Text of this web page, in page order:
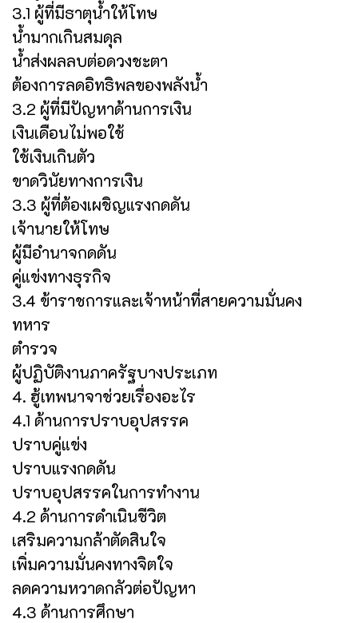
3.1 ผู้ที่มีธาตุน้ำให้โทษ
น้ำมากเกินสมดุล
น้ำส่งผลลบต่อดวงชะตา
ต้องการลดอิทธิพลของพลังน้ำ
3.2 ผู้ที่มีปัญหาด้านการเงิน
เงินเดือนไม่พอใช้
ใช้เงินเกินตัว
ขาดวินัยทางการเงิน
3.3 ผู้ที่ต้องเผชิญแรงกดดัน
เจ้านายให้โทษ
ผู้มีอำนาจกดดัน
คู่แข่งทางธุรกิจ
3.4 ข้าราชการและเจ้าหน้าที่สายความมั่นคง
ทหาร
ตำรวจ
ผู้ปฏิบัติงานภาครัฐบางประเภท
4. ฮู้เทพนาจาช่วยเรื่องอะไร
4.1 ด้านการปราบอุปสรรค
ปราบคู่แข่ง
ปราบแรงกดดัน
ปราบอุปสรรคในการทำงาน
4.2 ด้านการดำเนินชีวิต
เสริมความกล้าตัดสินใจ
เพิ่มความมั่นคงทางจิตใจ
ลดความหวาดกลัวต่อปัญหา
4.3 ด้านการศึกษา